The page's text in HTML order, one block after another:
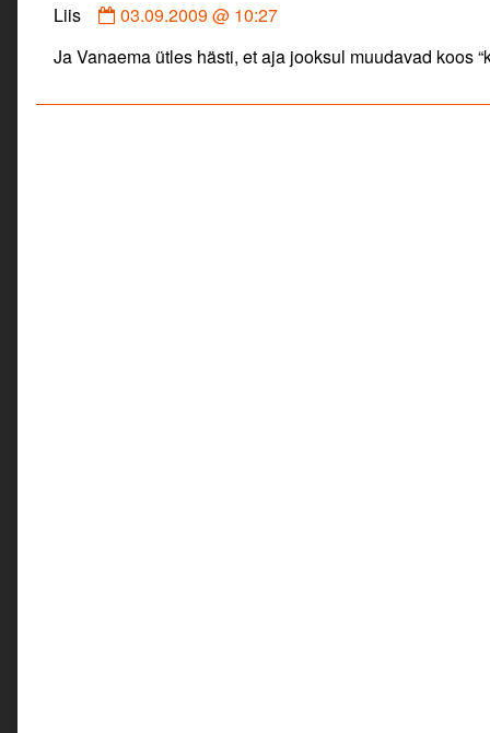
Liis
Comment
Liis
on
03.09.2009 @ 10:27
Ja Vanaema ütles hästi, et aja jooksul muudavad koos